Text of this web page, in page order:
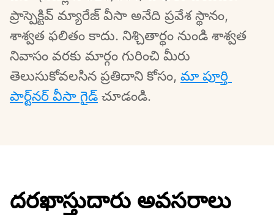
ప్రాస్పెక్టివ్ మ్యారేజ్ వీసా అనేది ప్రవేశ స్థానం,
శాశ్వత ఫలితం కాదు. నిశ్చితార్థం నుండి శాశ్వత
నివాసం వరకు మార్గం గురించి మీరు
తెలుసుకోవలసిన ప్రతిదాని కోసం, మా పూర్తి
పార్ట్‌నర్ వీసా గైడ్ చూడండి.
దరఖాస్తుదారు అవసరాలు